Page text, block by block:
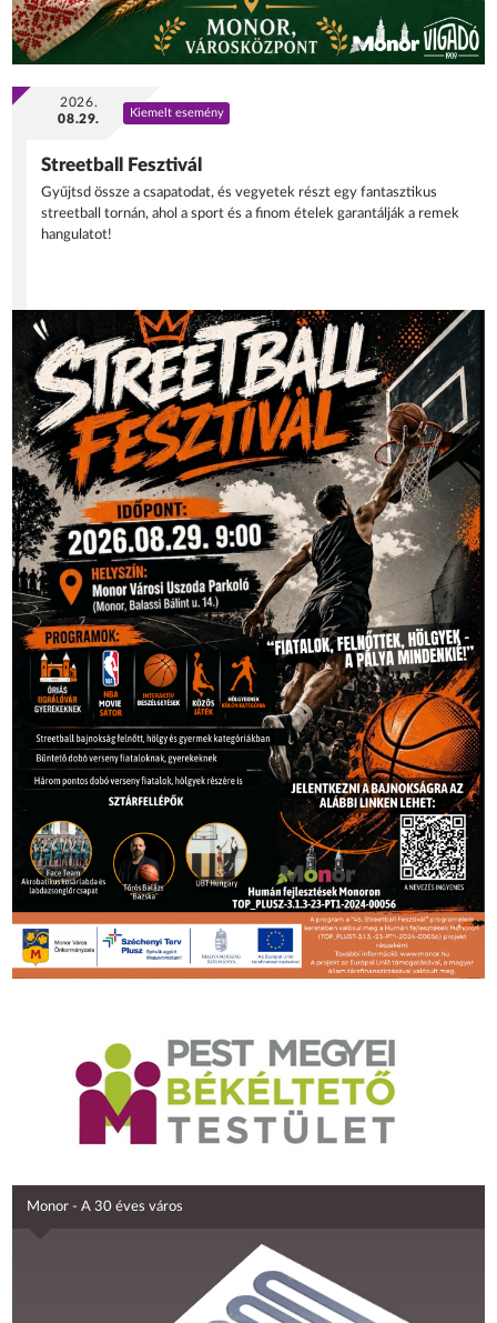
2026.
08.29.
Kiemelt esemény
Streetball Fesztivál
Gyűjtsd össze a csapatodat, és vegyetek részt egy fantasztikus
streetball tornán, ahol a sport és a finom ételek garantálják a remek
hangulatot!
Monor - A 30 éves város